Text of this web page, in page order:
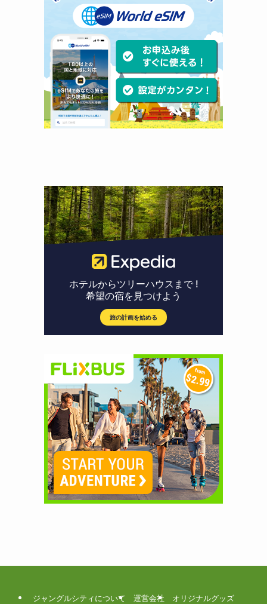
ジャングルシティについて 運営会社 オリジナルグッズ